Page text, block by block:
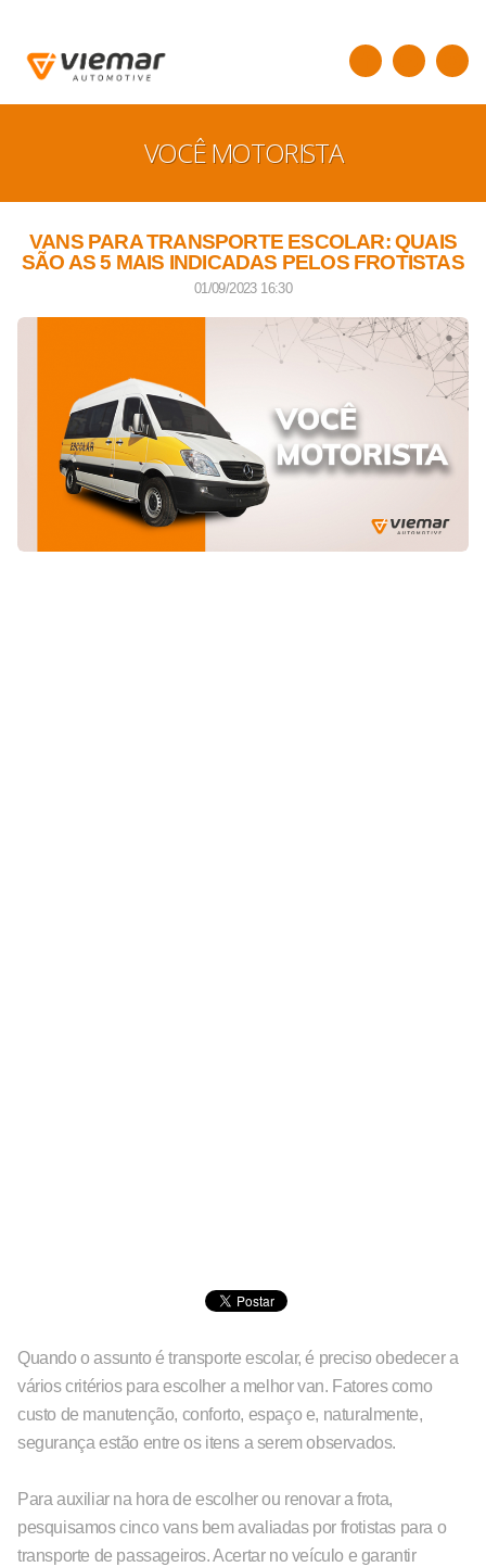
VOCÊ MOTORISTA
VANS PARA TRANSPORTE ESCOLAR: QUAIS
SÃO AS 5 MAIS INDICADAS PELOS FROTISTAS
01/09/2023 16:30
Quando o assunto é transporte escolar, é preciso obedecer a
vários critérios para escolher a melhor van. Fatores como
custo de manutenção, conforto, espaço e, naturalmente,
segurança estão entre os itens a serem observados.
Para auxiliar na hora de escolher ou renovar a frota,
pesquisamos cinco vans bem avaliadas por frotistas para o
transporte de passageiros. Acertar no veículo e garantir